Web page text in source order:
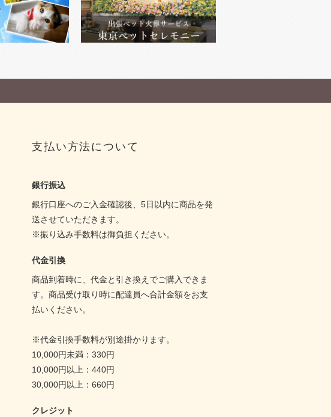
支払い方法について
銀行振込
銀行口座へのご入金確認後、5日以内に商品を発
送させていただきます。
※振り込み手数料は御負担ください。
代金引換
商品到着時に、代金と引き換えでご購入できま
す。商品受け取り時に配達員へ合計金額をお支
払いください。
※代金引換手数料が別途掛かります。
10,000円未満：330円
10,000円以上：440円
30,000円以上：660円
クレジット